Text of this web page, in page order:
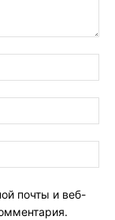
почты и веб-